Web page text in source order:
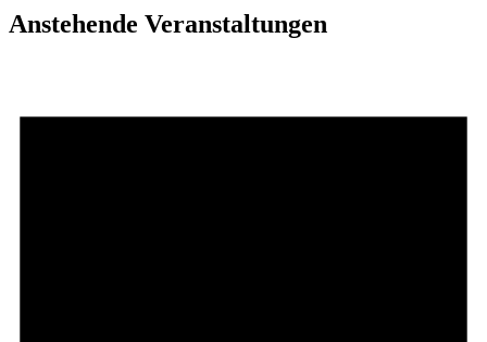
Anstehende Veranstaltungen